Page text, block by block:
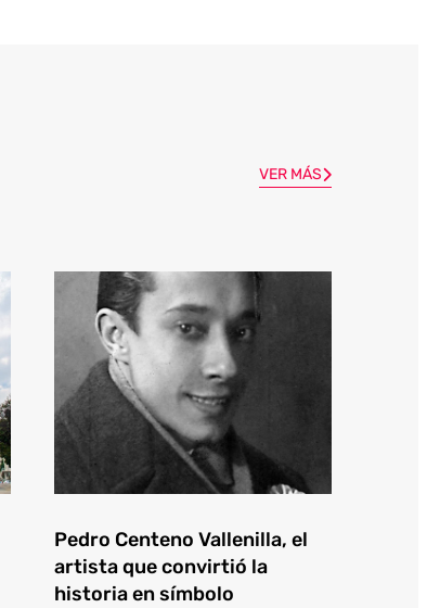
VER MÁS
Pedro Centeno Vallenilla, el
artista que convirtió la
historia en símbolo